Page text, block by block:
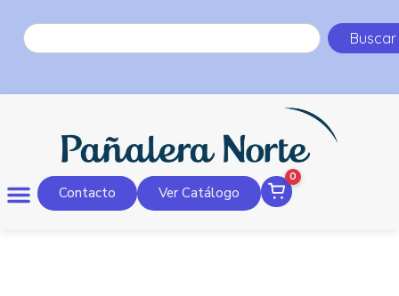
Buscar
Contacto Ver Catálogo
0